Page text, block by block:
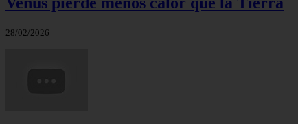
28/02/2026